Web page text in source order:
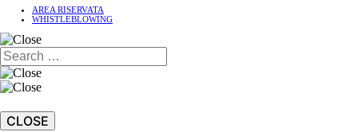
AREA RISERVATA
WHISTLEBLOWING
CLOSE